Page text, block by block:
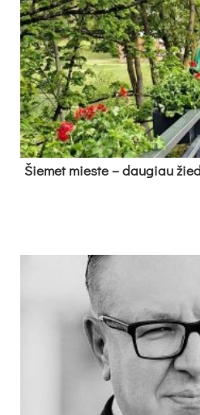
Šie­met mies­te – dau­giau